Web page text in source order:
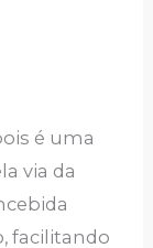
é uma
via da
facilitando